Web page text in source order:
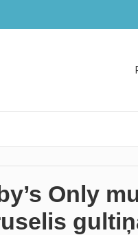
Only